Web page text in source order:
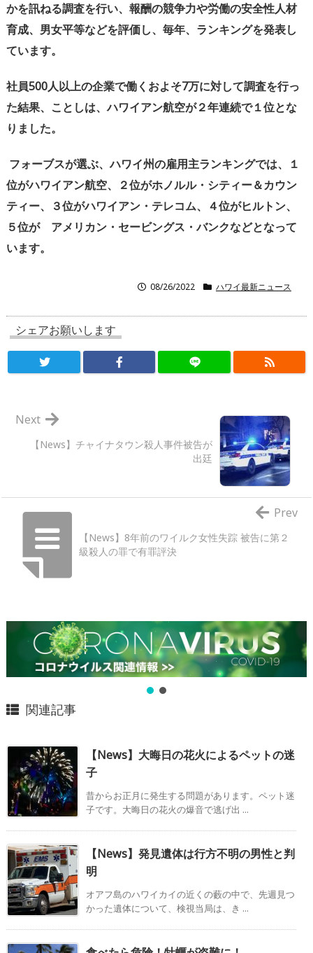
かを訊ねる調査を行い、報酬の競争力や労働の安全性人材
育成、男女平等などを評価し、毎年、ランキングを発表し
ています。
社員500人以上の企業で働くおよそ7万に対して調査を行っ
た結果、ことしは、ハワイアン航空が２年連続で１位とな
りました。
フォーブスが選ぶ、ハワイ州の雇用主ランキングでは、
１
位がハワイアン航空、２位がホノルル・シティー＆カウン
ティー、３位がハワイアン・テレコム、４位がヒルトン、
５位が アメリカン・セービングス・バンクなどとなって
います。
08/26/2022 ハワイ最新ニュース
シェアお願いします
【News】チャイナタウン殺人事件被告が
出廷
Next
【News】8年前のワイルク女性失踪 被告に第２
級殺人の罪で有罪評決
Prev
関連記事
【News】大晦日の花火によるペットの迷
子
昔からお正月に発生する問題があります。ペット迷
子です。大晦日の花火の爆音で逃げ出 ...
【News】発見遺体は行方不明の男性と判
明
オアフ島のハワイカイの近くの藪の中で、先週見つ
かった遺体について、検視当局は、き ...